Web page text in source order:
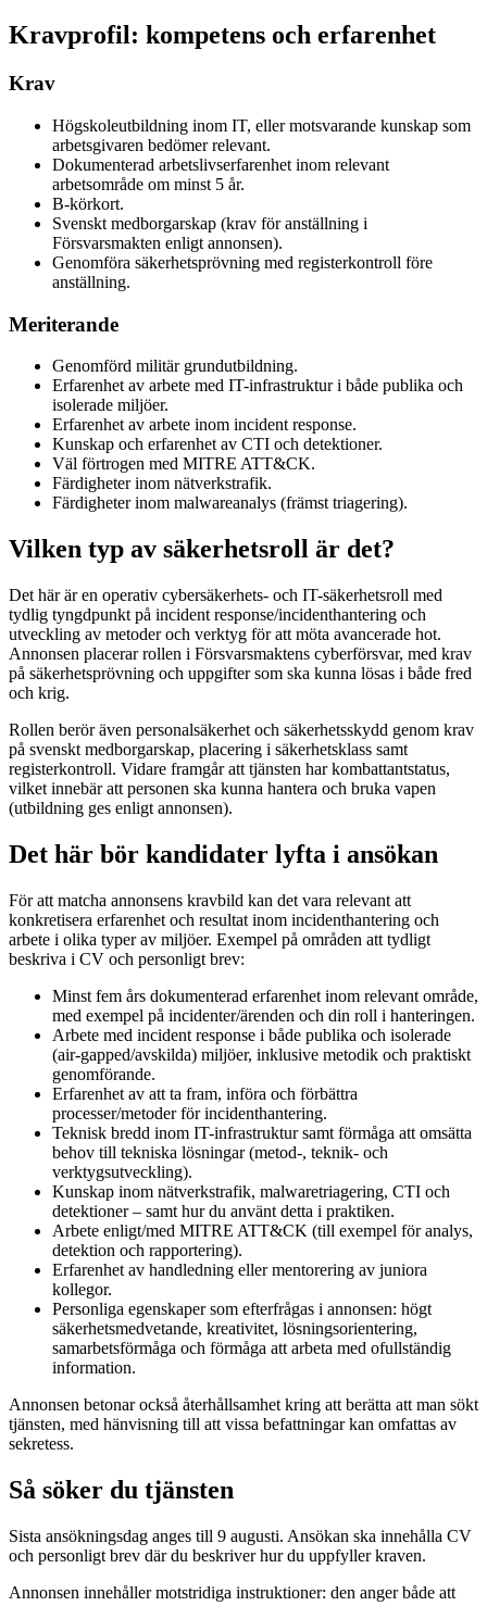
Kravprofil: kompetens och erfarenhet
Krav
Högskoleutbildning inom IT, eller motsvarande kunskap som
arbetsgivaren bedömer relevant.
Dokumenterad arbetslivserfarenhet inom relevant
arbetsområde om minst 5 år.
B-körkort.
Svenskt medborgarskap (krav för anställning i
Försvarsmakten enligt annonsen).
Genomföra säkerhetsprövning med registerkontroll före
anställning.
Meriterande
Genomförd militär grundutbildning.
Erfarenhet av arbete med IT-infrastruktur i både publika och
isolerade miljöer.
Erfarenhet av arbete inom incident response.
Kunskap och erfarenhet av CTI och detektioner.
Väl förtrogen med MITRE ATT&CK.
Färdigheter inom nätverkstrafik.
Färdigheter inom malwareanalys (främst triagering).
Vilken typ av säkerhetsroll är det?
Det här är en operativ cybersäkerhets- och IT-säkerhetsroll med
tydlig tyngdpunkt på incident response/incidenthantering och
utveckling av metoder och verktyg för att möta avancerade hot.
Annonsen placerar rollen i Försvarsmaktens cyberförsvar, med krav
på säkerhetsprövning och uppgifter som ska kunna lösas i både fred
och krig.
Rollen berör även personalsäkerhet och säkerhetsskydd genom krav
på svenskt medborgarskap, placering i säkerhetsklass samt
registerkontroll. Vidare framgår att tjänsten har kombattantstatus,
vilket innebär att personen ska kunna hantera och bruka vapen
(utbildning ges enligt annonsen).
Det här bör kandidater lyfta i ansökan
För att matcha annonsens kravbild kan det vara relevant att
konkretisera erfarenhet och resultat inom incidenthantering och
arbete i olika typer av miljöer. Exempel på områden att tydligt
beskriva i CV och personligt brev:
Minst fem års dokumenterad erfarenhet inom relevant område,
med exempel på incidenter/ärenden och din roll i hanteringen.
Arbete med incident response i både publika och isolerade
(air-gapped/avskilda) miljöer, inklusive metodik och praktiskt
genomförande.
Erfarenhet av att ta fram, införa och förbättra
processer/metoder för incidenthantering.
Teknisk bredd inom IT-infrastruktur samt förmåga att omsätta
behov till tekniska lösningar (metod-, teknik- och
verktygsutveckling).
Kunskap inom nätverkstrafik, malwaretriagering, CTI och
detektioner – samt hur du använt detta i praktiken.
Arbete enligt/med MITRE ATT&CK (till exempel för analys,
detektion och rapportering).
Erfarenhet av handledning eller mentorering av juniora
kollegor.
Personliga egenskaper som efterfrågas i annonsen: högt
säkerhetsmedvetande, kreativitet, lösningsorientering,
samarbetsförmåga och förmåga att arbeta med ofullständig
information.
Annonsen betonar också återhållsamhet kring att berätta att man sökt
tjänsten, med hänvisning till att vissa befattningar kan omfattas av
sekretess.
Så söker du tjänsten
Sista ansökningsdag anges till 9 augusti. Ansökan ska innehålla CV
och personligt brev där du beskriver hur du uppfyller kraven.
Annonsen innehåller motstridiga instruktioner: den anger både att